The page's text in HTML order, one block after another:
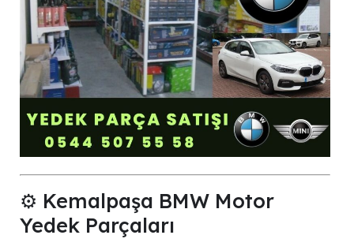
⚙️ Kemalpaşa BMW Motor
Yedek Parçaları